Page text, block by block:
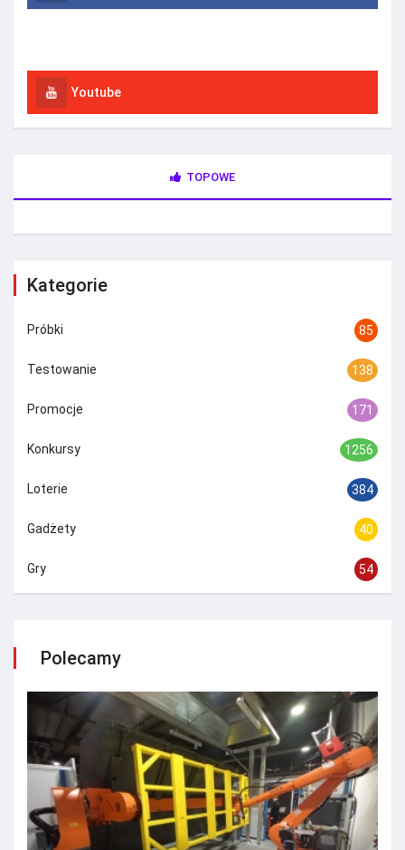
Youtube
TOPOWE
Kategorie
Próbki 85
Testowanie 138
Promocje 171
Konkursy 1256
Loterie 384
Gadżety 40
Gry 54
Polecamy